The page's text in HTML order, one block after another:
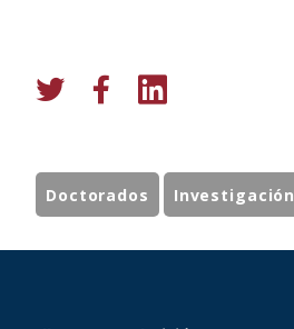
Doctorados Investigación